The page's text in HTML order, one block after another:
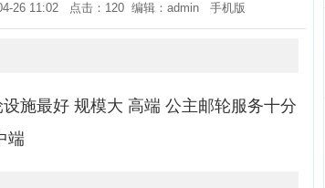
26 11:02 点击：120 编辑：admin 手机版
施最好 规模大 高端 公主邮轮服务十分
端